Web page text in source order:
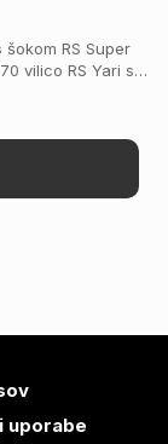
RS Super
vilico RS Yari s
Prodaja se vse v
polepljeno, tako,
in poškod...
uporabe